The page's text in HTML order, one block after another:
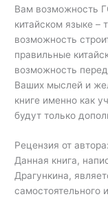
Вам возможность
китайском языке –
возможность
правильные
возможность
Ваших мыслей и
книге именно как
будут только
Рецензия от автора:
Данная книга,
Драгункина,
самостоятельного